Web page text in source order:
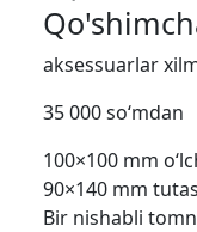
aksessuarlar
35 000 so‘mdan
100×100 mm
90×140 mm
Bir nishabli